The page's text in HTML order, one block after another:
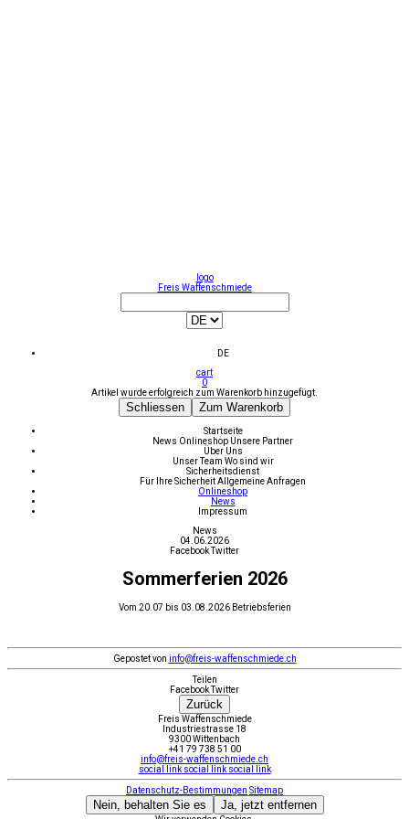
logo
Freis Waffenschmiede
DE
cart
0
Artikel wurde erfolgreich zum Warenkorb hinzugefügt.
Schliessen Zum Warenkorb
Startseite
News Onlineshop Unsere Partner
Über Uns
Unser Team Wo sind wir
Sicherheitsdienst
Für Ihre SicherheitAllgemeine Anfragen
Onlineshop
News
Impressum
News
04.06.2026
FacebookTwitter
Sommerferien 2026
Vom 20.07 bis 03.08.2026 Betriebsferien
Gepostet von info@freis-waffenschmiede.ch
Teilen
FacebookTwitter
Zurück
Freis Waffenschmiede
Industriestrasse 18
9300 Wittenbach
+41 79 738 51 00
info@freis-waffenschmiede.ch
social link social link social link
Datenschutz-Bestimmungen Sitemap
Nein, behalten Sie es Ja, jetzt entfernen